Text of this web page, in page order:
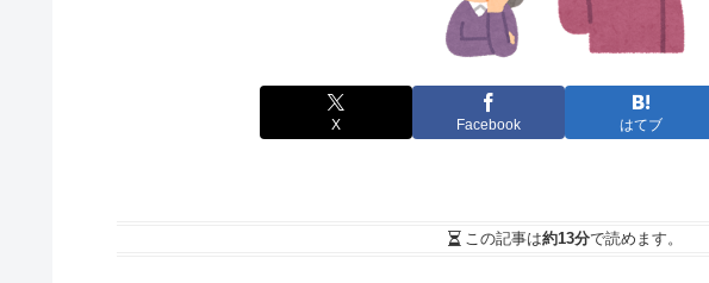
X Facebook はてブ
この記事は約13分で読めます。